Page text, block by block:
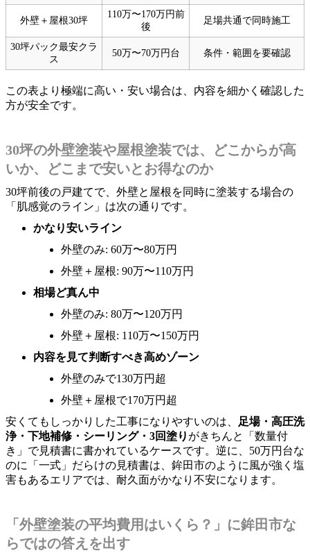
外壁＋屋根30坪
110万〜170万円前
後
足場共通で同時施工
30坪パック最安クラ
ス
50万〜70万円台 条件・範囲を要確認
この表より極端に高い・安い場合は、内容を細かく確認した
方が安全です。
30坪の外壁塗装や屋根塗装では、どこからが高
いか、どこまで安いとお得なのか
30坪前後の戸建てで、外壁と屋根を同時に塗装する場合の
「肌感覚のライン」は次の通りです。
かなり安いライン
外壁のみ: 60万〜80万円
外壁＋屋根: 90万〜110万円
相場ど真ん中
外壁のみ: 80万〜120万円
外壁＋屋根: 110万〜150万円
内容を見て判断すべき高めゾーン
外壁のみで130万円超
外壁＋屋根で170万円超
安くてもしっかりした工事になりやすいのは、
足場・高圧洗
浄・下地補修・シーリング・3回塗り がきちんと「数量付
き」で見積書に書かれているケースです。逆に、50万円台な
のに「一式」だらけの見積書は、鉾田市のように風が強く塩
害もあるエリアでは、耐久面がかなり不安になります。
「外壁塗装の平均費用はいくら？」に鉾田市な
らではの答えを出す